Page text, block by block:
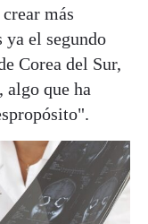
más
ya el segundo
Corea del Sur,
algo que ha